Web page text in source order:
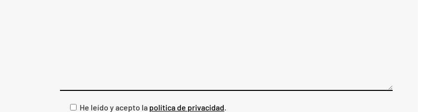
He leído y acepto la política de privacidad.